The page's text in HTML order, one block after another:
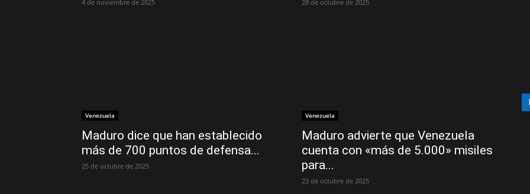
4 de noviembre de 2025 28 de octubre de 2025
Venezuela
Maduro dice que han establecido
más de 700 puntos de defensa...
25 de octubre de 2025
Venezuela
Maduro advierte que Venezuela
cuenta con «más de 5.000» misiles
para...
23 de octubre de 2025